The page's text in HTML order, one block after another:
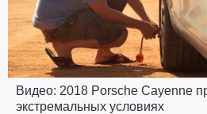
Видео: 2018 Porsche Cayenne
экстремальных условиях